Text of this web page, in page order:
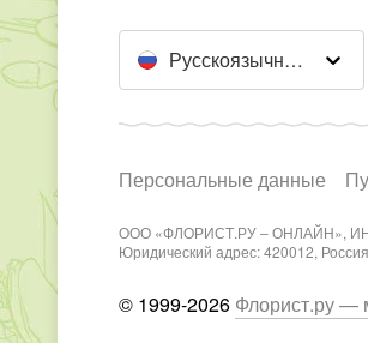
Русскоязычный сайт
Персональные данные
ООО «ФЛОРИСТ.РУ – ОНЛАЙН»,
Юридический адрес: 420012,
© 1999-2026 Флорист.ру —